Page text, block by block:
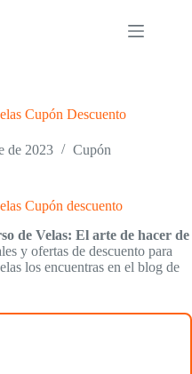
Cupón Descuento
de 2023 Cupón
Cupón descuento
de Velas: El arte de hacer de
y ofertas de descuento para
los encuentras en el blog de